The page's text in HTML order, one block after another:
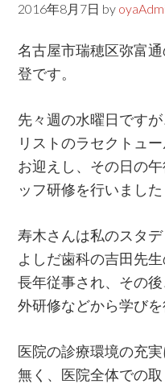
2016年8月7日 by
名古屋市瑞穂区弥富
登です。
先々週の水曜日です
リストのラセクトュ
お迎えし、その日の
ッフ研修を行いました
寿木さんは私のスタ
よしだ歯科の吉田先
長年従事され、その
外研修などから学びを
医院の診療環境の充
無く、医院全体での取